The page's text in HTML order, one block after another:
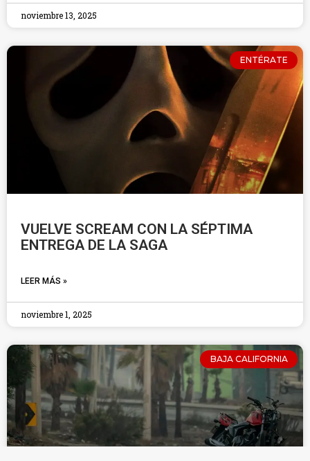
noviembre 13, 2025
ENTÉRATE
VUELVE SCREAM CON LA SÉPTIMA
ENTREGA DE LA SAGA
LEER MÁS »
noviembre 1, 2025
BAJA CALIFORNIA